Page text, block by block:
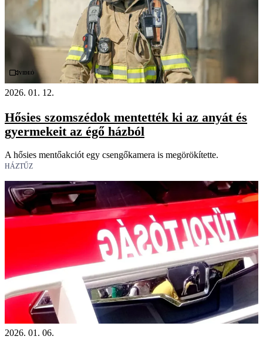
Videó
2026. 01. 12.
Hősies szomszédok mentették ki az anyát és
gyermekeit az égő házból
A hősies mentőakciót egy csengőkamera is megörökítette.
HÁZTŰZ
2026. 01. 06.